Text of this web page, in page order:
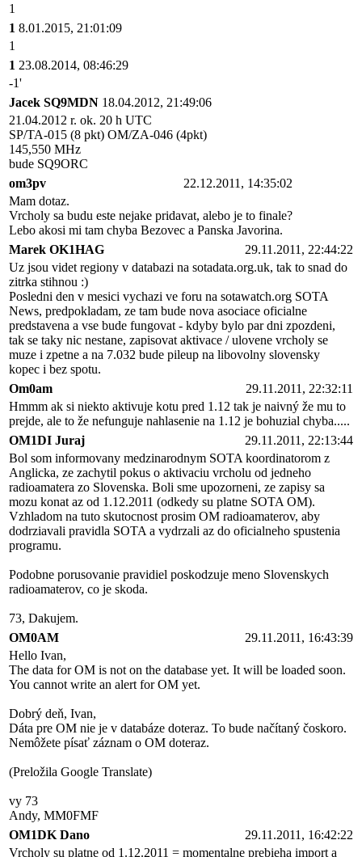
1
1 8.01.2015, 21:01:09
1
1 23.08.2014, 08:46:29
-1'
Jacek SQ9MDN 18.04.2012, 21:49:06
21.04.2012 r. ok. 20 h UTC
SP/TA-015 (8 pkt) OM/ZA-046 (4pkt)
145,550 MHz
bude SQ9ORC
om3pv
22.12.2011, 14:35:02
Mam dotaz.
Vrcholy sa budu este nejake pridavat, alebo je to finale?
Lebo akosi mi tam chyba Bezovec a Panska Javorina.
Marek OK1HAG
29.11.2011, 22:44:22
Uz jsou videt regiony v databazi na sotadata.org.uk, tak to snad do
zitrka stihnou :)
Posledni den v mesici vychazi ve foru na sotawatch.org SOTA
News, predpokladam, ze tam bude nova asociace oficialne
predstavena a vse bude fungovat - kdyby bylo par dni zpozdeni,
tak se taky nic nestane, zapisovat aktivace / ulovene vrcholy se
muze i zpetne a na 7.032 bude pileup na libovolny slovensky
kopec i bez spotu.
Om0am
29.11.2011, 22:32:11
Hmmm ak si niekto aktivuje kotu pred 1.12 tak je naivný že mu to
prejde, ale to že nefunguje nahlasenie na 1.12 je bohuzial chyba.....
OM1DI Juraj
29.11.2011, 22:13:44
Bol som informovany medzinarodnym SOTA koordinatorom z
Anglicka, ze zachytil pokus o aktivaciu vrcholu od jedneho
radioamatera zo Slovenska. Boli sme upozorneni, ze zapisy sa
mozu konat az od 1.12.2011 (odkedy su platne SOTA OM).
Vzhladom na tuto skutocnost prosim OM radioamaterov, aby
dodrziavali pravidla SOTA a vydrzali az do oficialneho spustenia
programu.
Podobne porusovanie pravidiel poskodzuje meno Slovenskych
radioamaterov, co je skoda.
73, Dakujem.
OM0AM
29.11.2011, 16:43:39
Hello Ivan,
The data for OM is not on the database yet. It will be loaded soon.
You cannot write an alert for OM yet.
Dobrý deň, Ivan,
Dáta pre OM nie je v databáze doteraz. To bude načítaný čoskoro.
Nemôžete písať záznam o OM doteraz.
(Preložila Google Translate)
vy 73
Andy, MM0FMF
OM1DK Dano
29.11.2011, 16:42:22
Vrcholy su platne od 1.12.2011 = momentalne prebieha import a